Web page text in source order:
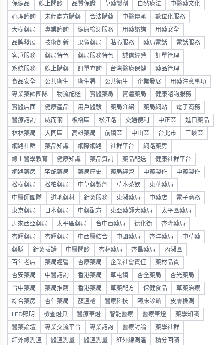
保健品 線上問診 品質保證 草藥製劑 自然療法 中醫藥文化
心理諮詢 未經處方購藥 合法購藥 中醫傳承 數位化服務
大樹藥局 專業諮詢 健康檢測服務 用藥諮詢 用藥安全
品牌發展 技術創新 果貿藥局 貼心服務 藥局電話 電話服務
客戶服務 藥局特色 藥局服務特色 誠信經營 訂單管理
系統服務 線上購藥 訂單查詢 台灣醫療保健 藥品管理
食品安全 公共衛生 衛生署 公共衛生 企業發展 用藥注意事項
專業藥師團隊 物流配送 實體藥局 實體藥局 健康諮詢服務
實體店面 健康產品 用戶體驗 藥局介紹 藥局網站 電子商務
醫療諮詢 威而钢 板橋區 松江路 交通便利 中正區 進口藥品
林林藥局 大同區 高雄藥局 前鎮區 中山區 台北市 三峽區
網路社群 藥品知識 網際網路 社群平台 網路藥房
線上醫學教育 健康知識 藥品資訊 藥品配送 健康社群平台
網路藥房 宅配藥局 藥局歷史 藥局經營 中藥製作 中藥製作
松樹藥局 松柏藥局 中草藥製劑 草本茶飲 東華藥局
中醫師團隊 道地藥材 針灸服務 東湖藥局 中藥店 電子商務
東京藥局 日本藥局 中藥配方 東亞藥師大藥局 太平區藥局
馬來西亞藥局 太平區藥局 台中西藥局 德化街 杏隆藥局
杏輝藥局 杏輝藥局 中西醫結合 中國藥局 杏洋藥局 中草藥
藥膳 針灸拔罐 中醫問診 杏林藥局 杏昌藥局 內湖區
百年老店 藥局經營 杏康藥局 企業社會責任 藥材品質
杏安藥局 中醫諮詢 香港藥局 草屯鎮 杏全藥局 杏光藥局
台中藥局 藥局推薦 香港藥局 草藥配方 保健食品 草藥治療
綜合藥房 杏仁藥局 額溫槍 醫療科技 臨床診斷 皮膚檢測
LED照明 檢查燈具 醫療筆燈 智能醫療 醫療筆燈 藥學知識
醫藥論壇 專業交流平台 專業諮詢 醫療討論 藥學社群
紅外線測溫 體溫測量 體溫測量 紅外線測溫 積分回饋